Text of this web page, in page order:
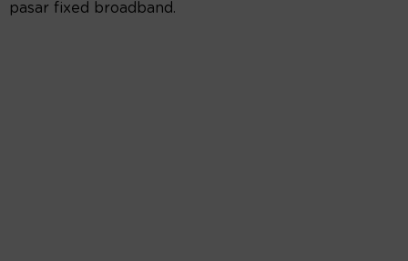
pasar fixed broadband.